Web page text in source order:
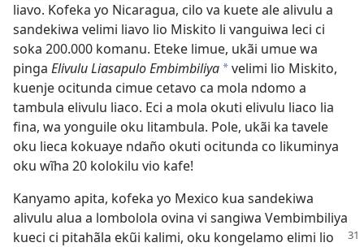
liavo. Kofeka yo Nicaragua, cilo va kuete ale alivulu a
sandekiwa velimi liavo lio Miskito li vanguiwa leci ci
soka 200.000 komanu. Eteke limue, ukãi umue wa
pinga Elivulu Liasapulo Embimbiliya avelimi lio Miskito,
kuenje ocitunda cimue cetavo ca mola ndomo a
tambula elivulu liaco. Eci a mola okuti elivulu liaco lia
fina, wa yonguile oku litambula. Pole, ukãi ka tavele
oku lieca kokuaye ndaño okuti ocitunda co likuminya
oku wĩha 20 kolokilu vio kafe!
Kanyamo apita, kofeka yo Mexico kua sandekiwa
alivulu alua a lombolola ovina vi sangiwa Vembimbiliya
kueci ci pitahãla ekũi kalimi, oku kongelamo elimi lio